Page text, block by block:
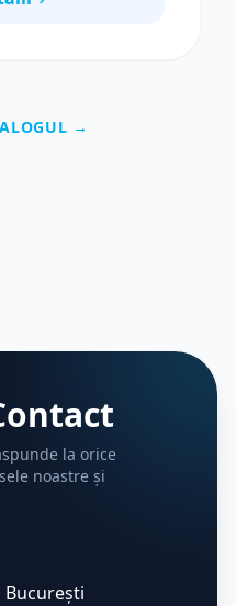
sinoviale
→
la orice
noastre și
București